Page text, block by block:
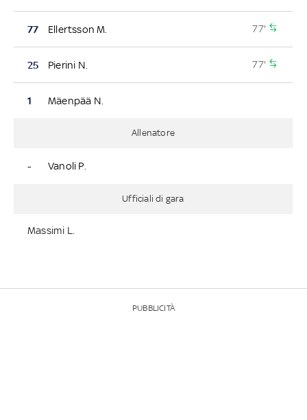
77 Ellertsson M. 77'
25 Pierini N. 77'
1 Mäenpää N.
Allenatore
- Vanoli P.
Ufficiali di gara
Massimi L.
PUBBLICITÀ